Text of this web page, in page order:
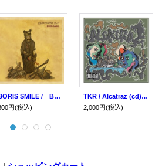
BORIS SMILE / Beartooh （ｃｄ） Count your lucky star
円(税込)
TKR / Alcatraz (cd) Self
2,000円(税込)